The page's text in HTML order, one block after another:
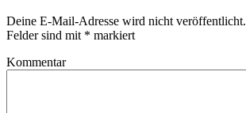
Deine E-Mail-Adresse wird nicht veröffentlicht.
Felder sind mit * markiert
Kommentar